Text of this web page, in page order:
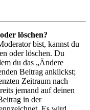
löschen?
bist, kannst du
oder löschen. Du
du das „Ändere
Beitrag anklickst;
Zeitraum nach
jemand auf deinen
in der